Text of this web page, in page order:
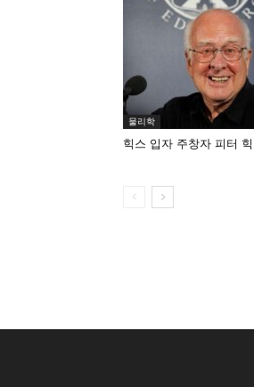
물리학
힉스 입자 주창자 피터